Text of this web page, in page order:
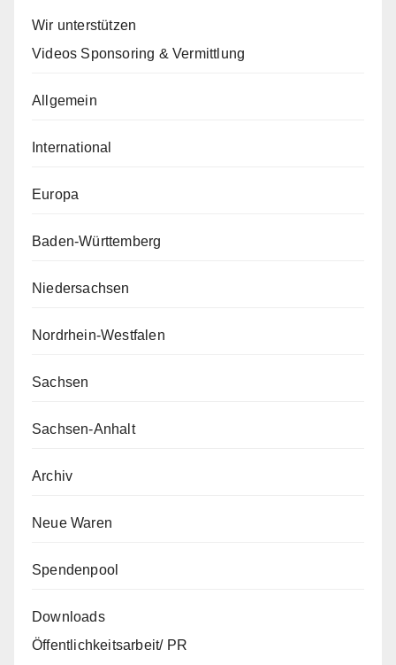
Wir unterstützen
Videos Sponsoring & Vermittlung
Allgemein
International
Europa
Baden-Württemberg
Niedersachsen
Nordrhein-Westfalen
Sachsen
Sachsen-Anhalt
Archiv
Neue Waren
Spendenpool
Downloads
Öffentlichkeitsarbeit/ PR